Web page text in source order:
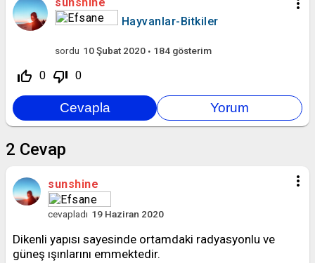
more_vert
Hayvanlar-Bitkiler
sordu 10 Şubat 2020 184 gösterim
thumb_up_off_alt 0 thumb_down_off_alt 0
2 Cevap
more_vert
sunshine
cevapladı 19 Haziran 2020
Dikenli yapısı sayesinde ortamdaki radyasyonlu ve
güneş ışınlarını emmektedir.